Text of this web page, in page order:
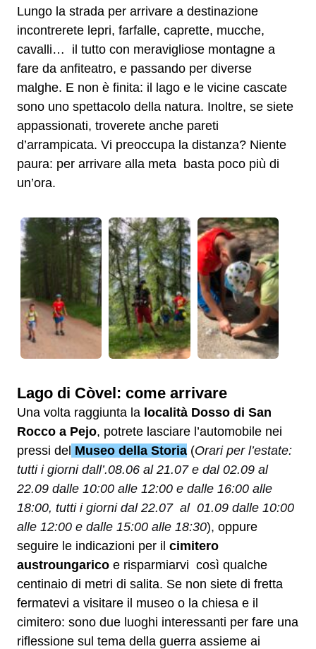
Lungo la strada per arrivare a destinazione
incontrerete lepri, farfalle, caprette, mucche,
cavalli… il tutto con meravigliose montagne a
fare da anfiteatro, e passando per diverse
malghe. E non è finita: il lago e le vicine cascate
sono uno spettacolo della natura. Inoltre, se siete
appassionati, troverete anche pareti
d’arrampicata. Vi preoccupa la distanza? Niente
paura: per arrivare alla meta basta poco più di
un’ora.
Lago di Còvel: come arrivare
Una volta raggiunta la località Dosso di San
Rocco a Pejo, potrete lasciare l’automobile nei
pressi del Museo della Storia (Orari per l’estate:
tutti i giorni dall’.08.06 al 21.07 e dal 02.09 al
22.09 dalle 10:00 alle 12:00 e dalle 16:00 alle
18:00, tutti i giorni dal 22.07 al 01.09 dalle 10:00
alle 12:00 e dalle 15:00 alle 18:30), oppure
seguire le indicazioni per il cimitero
austroungarico e risparmiarvi così qualche
centinaio di metri di salita. Se non siete di fretta
fermatevi a visitare il museo o la chiesa e il
cimitero: sono due luoghi interessanti per fare una
riflessione sul tema della guerra assieme ai